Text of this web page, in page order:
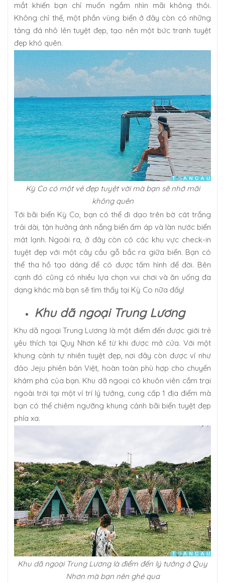
mắt khiến bạn chỉ muốn ngắm nhìn mãi không thôi.
Không chỉ thế, một phần vùng biển ở đây còn có những
tảng đá nhô lên tuyệt đẹp, tạo nên một bức tranh tuyệt
đẹp khó quên.
Kỳ Co có một vẻ đẹp tuyệt vời mà bạn sẽ nhớ mãi
không quên
Tới bãi biển Kỳ Co, bạn có thể đi dạo trên bờ cát trắng
trải dài, tận hưởng ánh nắng biển ấm áp và làn nước biển
mát lạnh. Ngoài ra, ở đây còn có các khu vực check-in
tuyệt đẹp với một cây cầu gỗ bắc ra giữa biển. Bạn có
thể tha hồ tạo dáng để có được tấm hình để đời. Bên
cạnh đó cũng có nhiều lựa chọn vui chơi và ăn uống đa
dạng khác mà bạn sẽ tìm thấy tại Kỳ Co nữa đấy!
Khu dã ngoại Trung Lương
Khu dã ngoại Trung Lương là một điểm đến được giới trẻ
yêu thích tại Quy Nhơn kể từ khi được mở cửa. Với một
khung cảnh tự nhiên tuyệt đẹp, nơi đây còn được ví như
đảo Jeju phiên bản Việt, hoàn toàn phù hợp cho chuyến
khám phá của bạn. Khu dã ngoại có khuôn viên cắm trại
ngoài trời tại một ví trí lý tưởng, cung cấp 1 địa điểm mà
bạn có thể chiêm ngưỡng khung cảnh bãi biển tuyệt đẹp
phía xa.
Khu dã ngoại Trung Lương là điểm đến lý tưởng ở Quy
Nhơn mà bạn nên ghé qua